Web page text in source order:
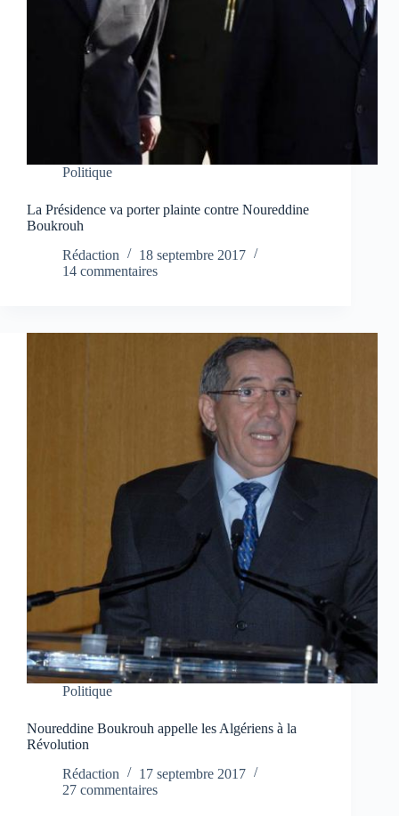
Politique
La Présidence va porter plainte contre Noureddine
Boukrouh
Rédaction
18 septembre 2017
14 commentaires
Politique
Noureddine Boukrouh appelle les Algériens à la
Révolution
Rédaction
17 septembre 2017
27 commentaires